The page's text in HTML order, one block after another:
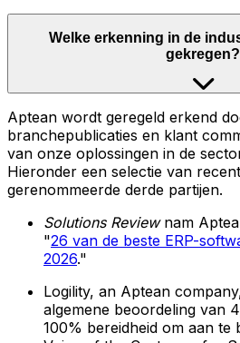
Welke erkenning in de
gekregen?
Aptean wordt geregeld erkend
branchepublicaties en klant
van onze oplossingen in de
Hieronder een selectie van
gerenommeerde derde partijen.
Solutions Reviewnam
"26 van de beste ERP-
2026."
Logility, an Aptean
algemene beoordeling van
100% bereidheid om aan te